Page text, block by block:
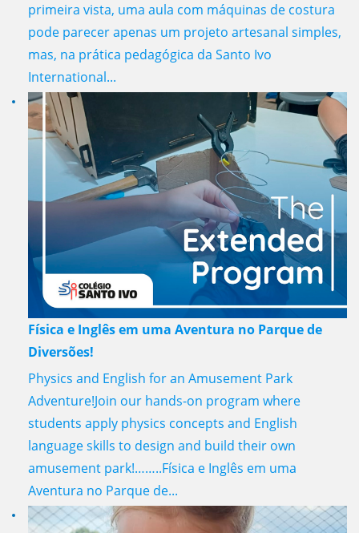
primeira vista, uma aula com máquinas de costura
pode parecer apenas um projeto artesanal simples,
mas, na prática pedagógica da Santo Ivo
International...
Física e Inglês em uma Aventura no Parque de
Diversões!
Physics and English for an Amusement Park
Adventure!Join our hands-on program where
students apply physics concepts and English
language skills to design and build their own
amusement park!……..Física e Inglês em uma
Aventura no Parque de...